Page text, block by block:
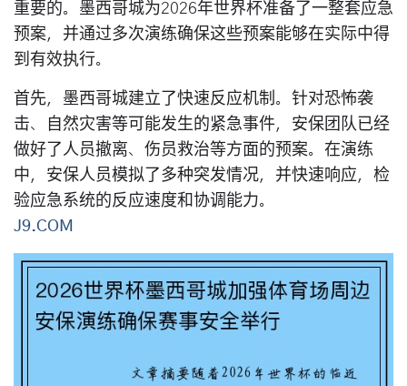
重要的。墨西哥城为2026年世界杯准备了一整套应急
预案，并通过多次演练确保这些预案能够在实际中得
到有效执行。
首先，墨西哥城建立了快速反应机制。针对恐怖袭
击、自然灾害等可能发生的紧急事件，安保团队已经
做好了人员撤离、伤员救治等方面的预案。在演练
中，安保人员模拟了多种突发情况，并快速响应，检
验应急系统的反应速度和协调能力。
J9.COM